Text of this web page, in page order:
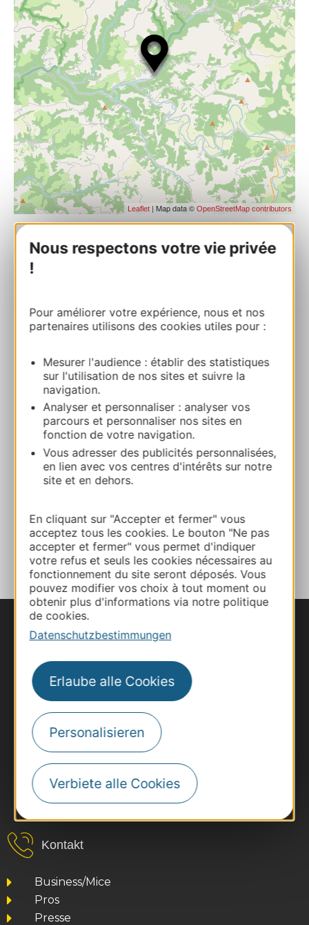
Nous respectons votre vie privée
!
Pour améliorer votre expérience, nous et nos
partenaires utilisons des cookies utiles pour :
Mesurer l'audience : établir des statistiques
sur l'utilisation de nos sites et suivre la
navigation.
Analyser et personnaliser : analyser vos
parcours et personnaliser nos sites en
fonction de votre navigation.
Vous adresser des publicités personnalisées,
en lien avec vos centres d'intérêts sur notre
site et en dehors.
En cliquant sur "Accepter et fermer" vous
acceptez tous les cookies. Le bouton "Ne pas
accepter et fermer" vous permet d'indiquer
votre refus et seuls les cookies nécessaires au
fonctionnement du site seront déposés. Vous
pouvez modifier vos choix à tout moment ou
obtenir plus d'informations via notre politique
de cookies.
Datenschutzbestimmungen
Erlaube alle Cookies
Personalisieren
Verbiete alle Cookies
Leaflet | Map data © OpenStreetMap contributors
Base canoë Broquiès – Les Chemins de
Route & Zugang
+33688966908
E-mail
Webseite
ZU MEINEN FAVORITEN
Kontakt
Business/Mice
Pros
Presse